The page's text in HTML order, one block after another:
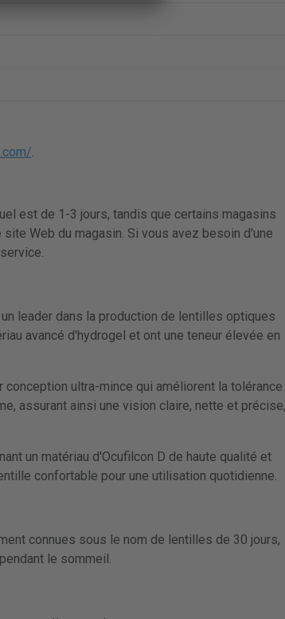
.
est de 1-3 jours, tandis que certains magasins
Web du magasin. Si vous avez besoin d'une
leader dans la production de lentilles optiques
avancé d'hydrogel et ont une teneur élevée en
ultra-mince qui améliorent la tolérance
assurant ainsi une vision claire, nette et précise,
un matériau d'Ocufilcon D de haute qualité et
confortable pour une utilisation quotidienne.
connues sous le nom de lentilles de 30 jours,
le sommeil.